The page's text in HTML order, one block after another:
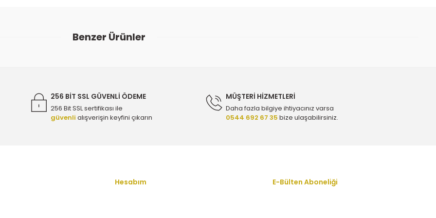
Yorum Yaz
Benzer Ürünler
1 ) - ORİJİNAL 55570089 - 1247511
) - ORİJİNAL 55570089 - 1247511
256 BİT SSL GÜVENLİ ÖDEME
256 Bit SSL sertifikası ile
güvenli alışverişin keyfini çıkarın
MÜŞTERİ HİZMETLERİ
Daha fazla bilgiye ihtiyacınız varsa
0544 692 67 35 bize ulaşabilirsiniz.
Hesabım E-Bülten Aboneliği